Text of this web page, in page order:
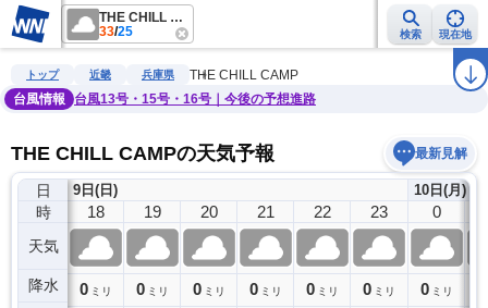
THE CHILL CAMP
33/25 検索 現在地
雨雲レーダー 台風情報 地震情報 警報・注意報 ラ
トップ 近畿 兵庫県
THE CHILL CAMP
台風情報
台風13号・15号・16号｜今後の予想進路
THE CHILL CAMPの天気予報 最新見解
日
時
天気
降水
9日(日)
17
0ミリ
18
0 ミリ
19
0 ミリ
20
0 ミリ
21
0 ミリ
22
0 ミリ
23
0 ミリ
10日(月)
0
0 ミリ